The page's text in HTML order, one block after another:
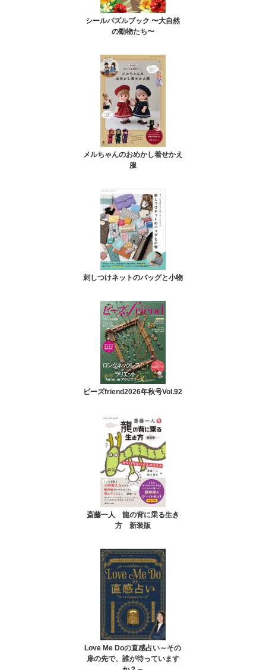
シールパズルブック 〜大自然
の動物たち〜
メルちゃんのおめかし着せかえ
服
刺しつけネットのバッグと小物
ビーズfriend2026年秋号Vol.92
斎藤一人 龍の背に乗る生き
方 新装版
Love Me Doの直感占い～その
扉の先で、誰が待っています